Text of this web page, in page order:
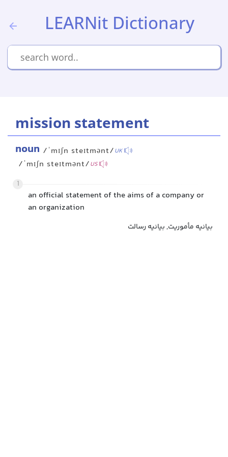
LEARNit Dictionary
mission statement
noun /ˈmɪʃn steɪtmənt/UK
/ˈmɪʃn steɪtmənt/US
1
an official statement of the aims of a company or
an organization
بیانیه مأموریت, بیانیه رسالت